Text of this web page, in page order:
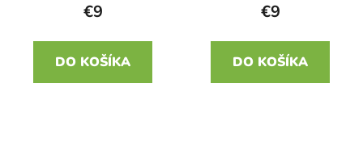
€9
DO KOŠÍKA
€9
DO KOŠÍKA